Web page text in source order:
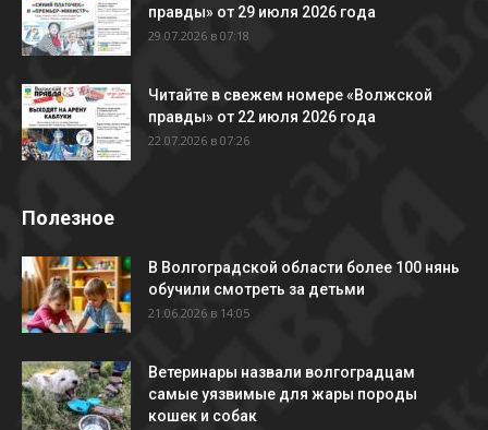
правды» от 29 июля 2026 года
29.07.2026 в 07:18
Читайте в свежем номере «Волжской
правды» от 22 июля 2026 года
22.07.2026 в 07:26
Полезное
В Волгоградской области более 100 нянь
обучили смотреть за детьми
21.06.2026 в 14:05
Ветеринары назвали волгоградцам
самые уязвимые для жары породы
кошек и собак